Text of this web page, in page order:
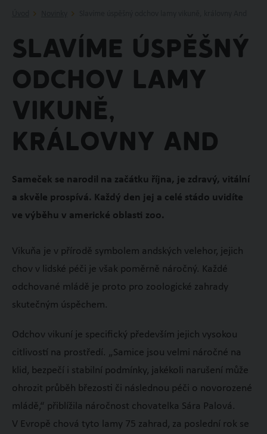
Slavíme úspěšný
odchov lamy
vikuně,
královny And
Sameček se narodil na začátku října, je zdravý, vitální
a skvěle prospívá. Každý den jej a celé stádo uvidíte
ve výběhu v americké oblasti zoo.
Vikuňa je v přírodě symbolem andských velehor, jejich
chov v lidské péči je však poměrně náročný. Každé
odchované mládě je proto pro zoologické zahrady
skutečným úspěchem.
Odchov vikuní je specifický především jejich vysokou
citlivostí na prostředí. „Samice jsou velmi náročné na
klid, bezpečí i stabilní podmínky, jakékoli narušení může
ohrozit průběh březosti či následnou péči o novorozené
mládě,“ přiblížila náročnost chovatelka Sára Palová.
V Evropě chová tyto lamy 75 zahrad, za poslední rok se